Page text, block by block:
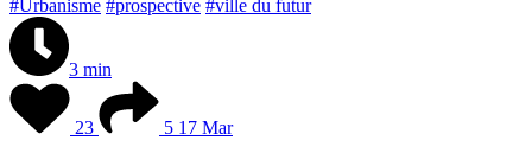
#Urbanisme #prospective #ville du futur
3 min
23 5 17 Mar